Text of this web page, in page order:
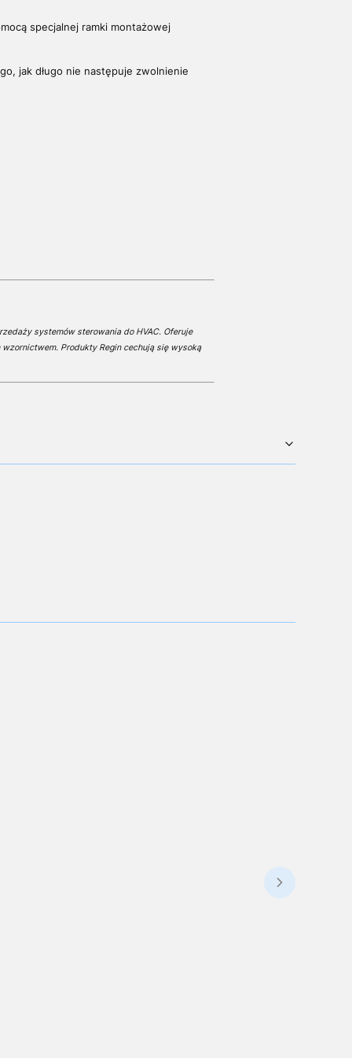
specjalnej ramki montażowej
jak długo nie następuje zwolnienie
systemów sterowania do HVAC. Oferuje
Produkty Regin cechują się wysoką